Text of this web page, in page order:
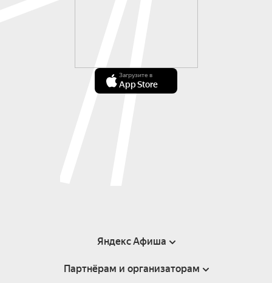
Загрузите в
App Store
Яндекс Афиша
Справка
Партнёрам и организаторам